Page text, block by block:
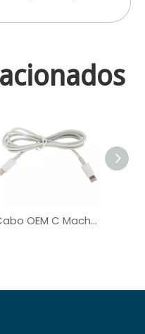
Cabo OEM C Macho para Relâmpago para Equipamentos Médicos da Indústria